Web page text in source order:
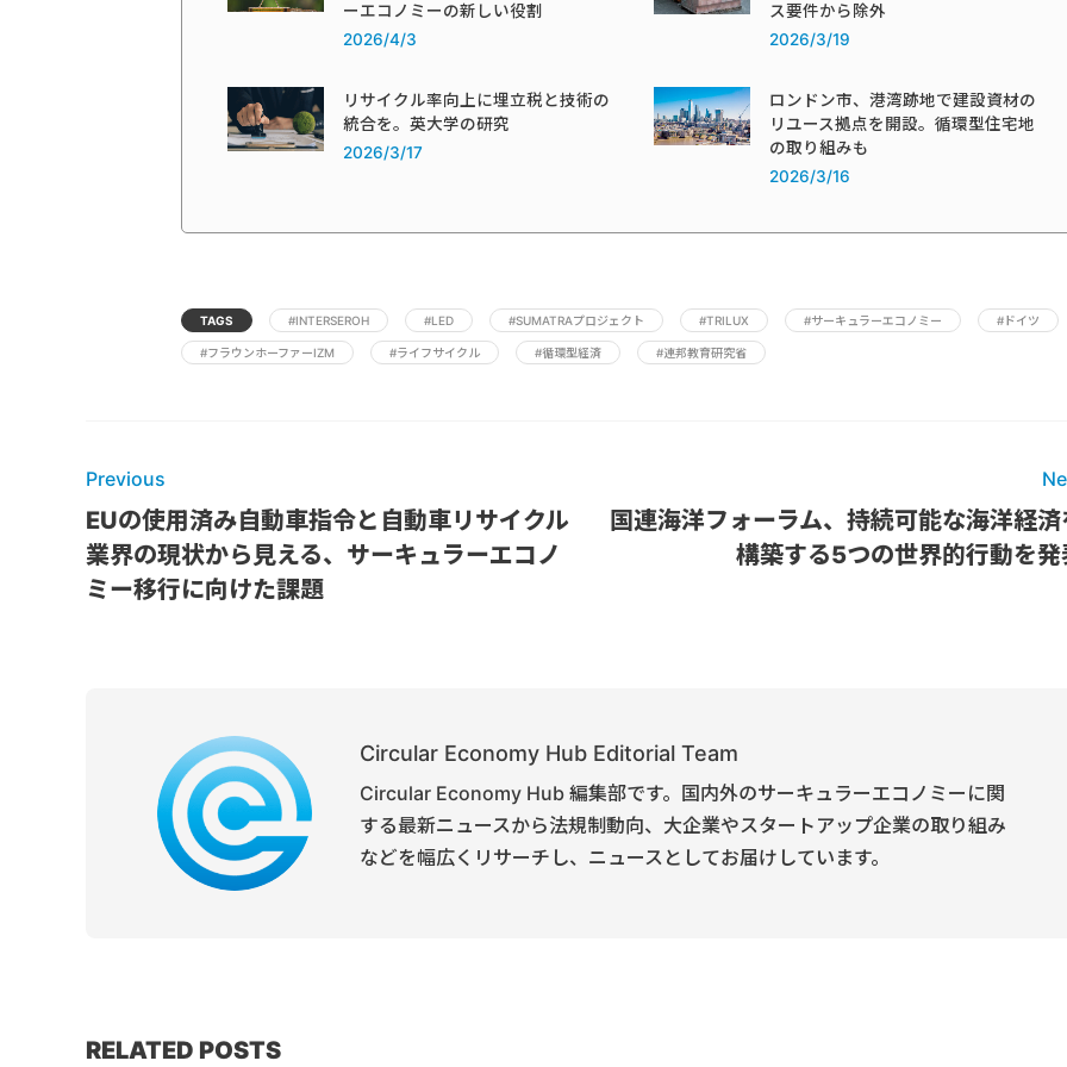
ーエコノミーの新しい役割
2026/4/3
ス要件から除外
2026/3/19
リサイクル率向上に埋立税と技術の
統合を。英大学の研究
2026/3/17
ロンドン市、港湾跡地で建設資材の
リユース拠点を開設。循環型住宅地
の取り組みも
2026/3/16
TAGS #INTERSEROH #LED #SUMATRAプロジェクト #TRILUX #サーキュラーエコノミー #ドイツ
#フラウンホーファーIZM #ライフサイクル #循環型経済 #連邦教育研究省
Previous
EUの使用済み自動車指令と自動車リサイクル
業界の現状から見える、サーキュラーエコノ
ミー移行に向けた課題
国連海洋フォーラム、持続可能な海洋経済
構築する5つの世界的行動を発
Circular Economy Hub Editorial Team
Circular Economy Hub 編集部です。国内外のサーキュラーエコノミーに関
する最新ニュースから法規制動向、大企業やスタートアップ企業の取り組み
などを幅広くリサーチし、ニュースとしてお届けしています。
RELATED POSTS